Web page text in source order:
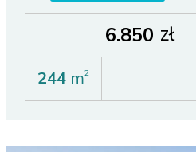
6.850 zł
244 m2